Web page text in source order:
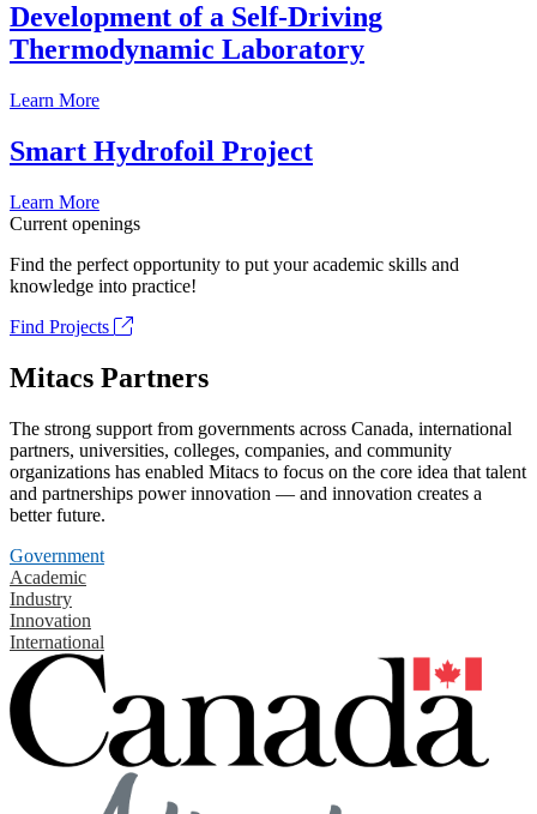
Development of a Self-Driving
Thermodynamic Laboratory
Learn More
Smart Hydrofoil Project
Learn More
Current openings
Find the perfect opportunity to put your academic skills and
knowledge into practice!
Find Projects
Mitacs Partners
The strong support from governments across Canada, international
partners, universities, colleges, companies, and community
organizations has enabled Mitacs to focus on the core idea that talent
and partnerships power innovation — and innovation creates a
better future.
Government
Academic
Industry
Innovation
International